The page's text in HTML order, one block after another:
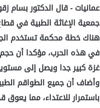
عمانيات -قال الدكتور بسام
جمعية الإغاثة الطبية في
هناك خطة محكمة تستخدم
في هذه الحرب، مؤكدا أن
غزة كبير جدا ويصل إلى
وأضاف أن جميع الطواقم
باستمرار للاعتداء، مما